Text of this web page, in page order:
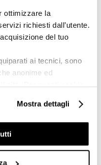
ottimizzare la
richiesti dall’utente.
del tuo
ai tecnici, sono
anonime ed
sono utilizzati, solo
le tue abitudini di
pubblicitari mirati, in
Mostra dettagli